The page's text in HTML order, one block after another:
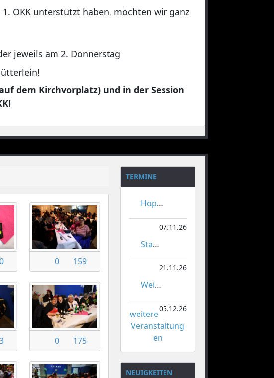
OKK unterstützt haben, möchten wir ganz
jeweils am 2. Donnerstag
dem Kirchvorplatz) und in der Session
0 159
0 175
TERMINE
Hoppeditzerwachen
07.11.26
Stadtmeisterschaften im Gardetanz
21.11.26
Weihnachtsmarkt Orsoy
05.12.26
weitere
Veranstaltung
en
NEUIGKEITEN